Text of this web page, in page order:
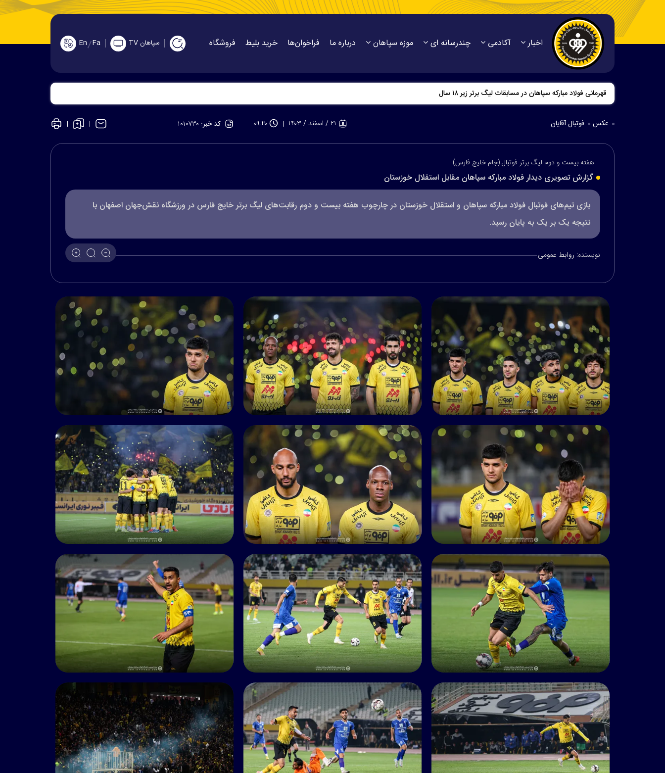
اخبار آکادمی چندرسانه ای موزه سپاهان درباره ما فراخوان‌ها خرید بلیط فروشگاه سپاهان TV Fa
En
قاب‌هایی از حضور دختران طلای سپاهان در اردوی تیم ملی هندبال
عکس فوتبال آقایان کد خبر: ۱۰۱۰۷۳۰
هفته بیست و دوم لیگ برتر فوتبال (جام خلیج فارس)
گزارش تصویری دیدار فولاد مبارکه سپاهان مقابل استقلال خوزستان
بازی تیم‌های فوتبال فولاد مبارکه سپاهان و استقلال خوزستان در چارچوب هفته بیست و دوم رقابت‌های لیگ برتر خایج فارس در ورزشگاه نقش‌جهان اصفهان با
نتیجه یک بر یک به پایان رسید.
نویسنده: روابط عمومی